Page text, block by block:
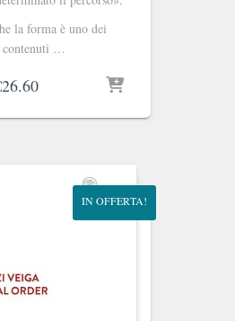
la forma è uno dei
contenuti …
26.60Il
attuale
€26.60.
IN OFFERTA!